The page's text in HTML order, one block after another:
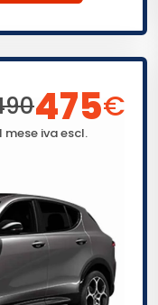
475€
mese iva escl.